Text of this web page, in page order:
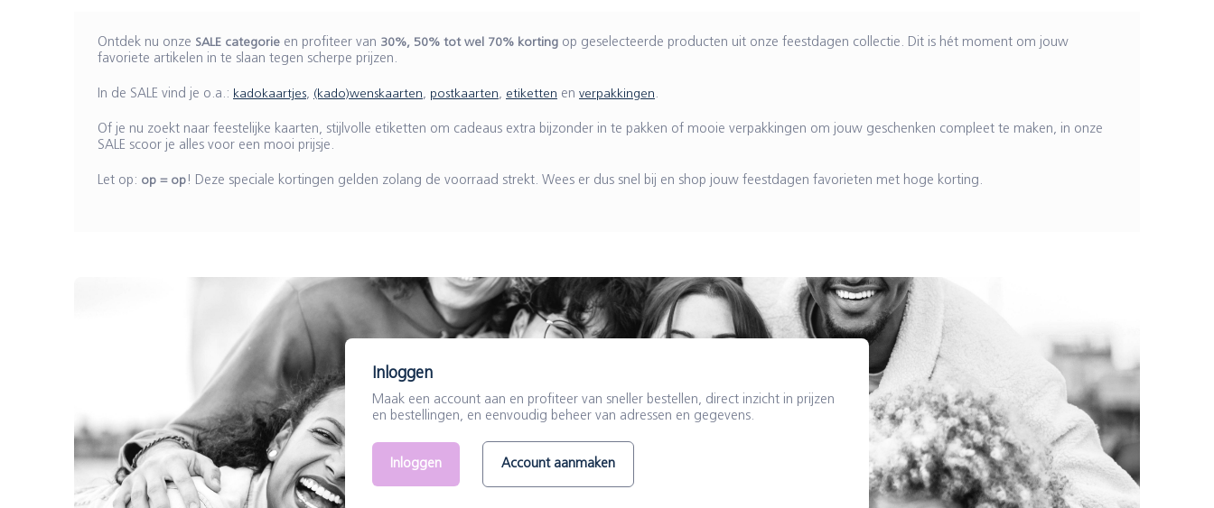
Ontdek nu onze SALE categorie en profiteer van 30%, 50% tot wel 70% korting op geselecteerde producten uit onze feestdagen collectie. Dit is hét moment om jouw
favoriete artikelen in te slaan tegen scherpe prijzen.
In de SALE vind je o.a.: kadokaartjes, (kado)wenskaarten, postkaarten, etiketten en verpakkingen .
Of je nu zoekt naar feestelijke kaarten, stijlvolle etiketten om cadeaus extra bijzonder in te pakken of mooie verpakkingen om jouw geschenken compleet te maken, in onze
SALE scoor je alles voor een mooi prijsje.
Let op: op = op ! Deze speciale kortingen gelden zolang de voorraad strekt. Wees er dus snel bij en shop jouw feestdagen favorieten met hoge korting.
Inloggen
Maak een account aan en profiteer van sneller bestellen, direct inzicht in prijzen
en bestellingen, en eenvoudig beheer van adressen en gegevens.
Inloggen Account aanmaken